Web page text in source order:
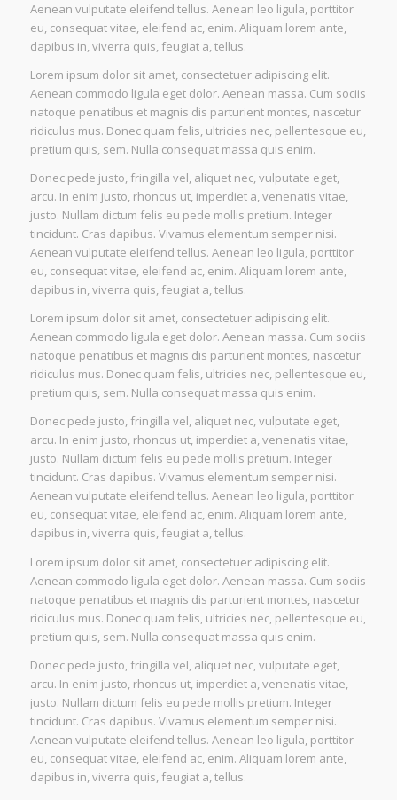
Aenean vulputate eleifend tellus. Aenean leo ligula, porttitor
eu, consequat vitae, eleifend ac, enim. Aliquam lorem ante,
dapibus in, viverra quis, feugiat a, tellus.
Lorem ipsum dolor sit amet, consectetuer adipiscing elit.
Aenean commodo ligula eget dolor. Aenean massa. Cum sociis
natoque penatibus et magnis dis parturient montes, nascetur
ridiculus mus. Donec quam felis, ultricies nec, pellentesque eu,
pretium quis, sem. Nulla consequat massa quis enim.
Donec pede justo, fringilla vel, aliquet nec, vulputate eget,
arcu. In enim justo, rhoncus ut, imperdiet a, venenatis vitae,
justo. Nullam dictum felis eu pede mollis pretium. Integer
tincidunt. Cras dapibus. Vivamus elementum semper nisi.
Aenean vulputate eleifend tellus. Aenean leo ligula, porttitor
eu, consequat vitae, eleifend ac, enim. Aliquam lorem ante,
dapibus in, viverra quis, feugiat a, tellus.
Lorem ipsum dolor sit amet, consectetuer adipiscing elit.
Aenean commodo ligula eget dolor. Aenean massa. Cum sociis
natoque penatibus et magnis dis parturient montes, nascetur
ridiculus mus. Donec quam felis, ultricies nec, pellentesque eu,
pretium quis, sem. Nulla consequat massa quis enim.
Donec pede justo, fringilla vel, aliquet nec, vulputate eget,
arcu. In enim justo, rhoncus ut, imperdiet a, venenatis vitae,
justo. Nullam dictum felis eu pede mollis pretium. Integer
tincidunt. Cras dapibus. Vivamus elementum semper nisi.
Aenean vulputate eleifend tellus. Aenean leo ligula, porttitor
eu, consequat vitae, eleifend ac, enim. Aliquam lorem ante,
dapibus in, viverra quis, feugiat a, tellus.
Lorem ipsum dolor sit amet, consectetuer adipiscing elit.
Aenean commodo ligula eget dolor. Aenean massa. Cum sociis
natoque penatibus et magnis dis parturient montes, nascetur
ridiculus mus. Donec quam felis, ultricies nec, pellentesque eu,
pretium quis, sem. Nulla consequat massa quis enim.
Donec pede justo, fringilla vel, aliquet nec, vulputate eget,
arcu. In enim justo, rhoncus ut, imperdiet a, venenatis vitae,
justo. Nullam dictum felis eu pede mollis pretium. Integer
tincidunt. Cras dapibus. Vivamus elementum semper nisi.
Aenean vulputate eleifend tellus. Aenean leo ligula, porttitor
eu, consequat vitae, eleifend ac, enim. Aliquam lorem ante,
dapibus in, viverra quis, feugiat a, tellus.